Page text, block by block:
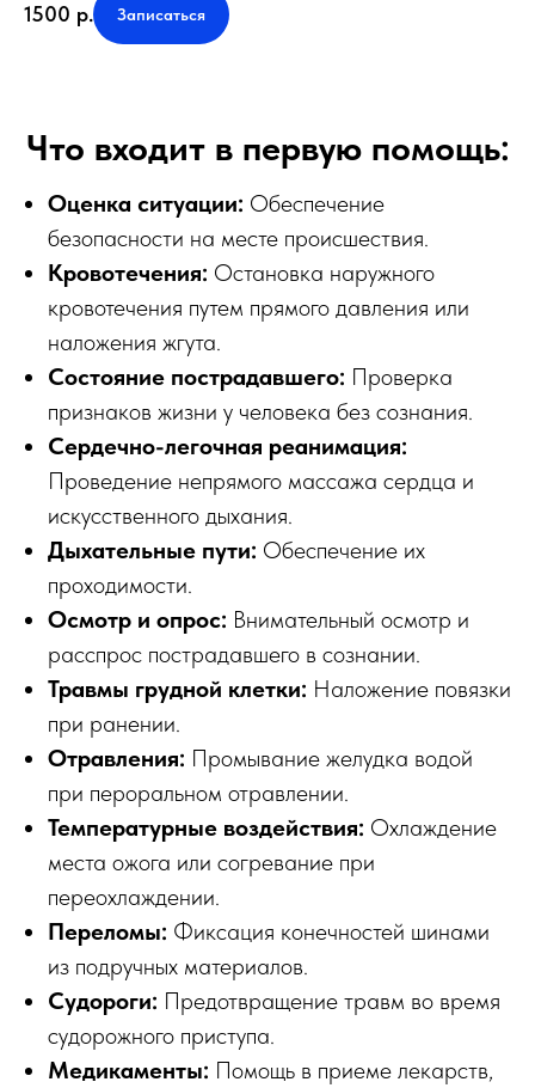
1500 р. Записаться
Что входит в первую помощь:
Оценка ситуации: Обеспечение
безопасности на месте происшествия.
Кровотечения: Остановка наружного
кровотечения путем прямого давления или
наложения жгута.
Состояние пострадавшего: Проверка
признаков жизни у человека без сознания.
Сердечно-легочная реанимация:
Проведение непрямого массажа сердца и
искусственного дыхания.
Дыхательные пути: Обеспечение их
проходимости.
Осмотр и опрос: Внимательный осмотр и
расспрос пострадавшего в сознании.
Травмы грудной клетки: Наложение повязки
при ранении.
Отравления: Промывание желудка водой
при пероральном отравлении.
Температурные воздействия: Охлаждение
места ожога или согревание при
переохлаждении.
Переломы: Фиксация конечностей шинами
из подручных материалов.
Судороги: Предотвращение травм во время
судорожного приступа.
Медикаменты: Помощь в приеме лекарств,